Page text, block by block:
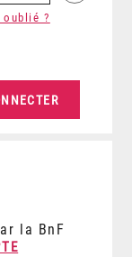
?
la BnF